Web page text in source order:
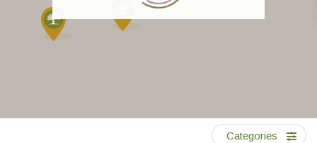
Hacer que viajes
Categories